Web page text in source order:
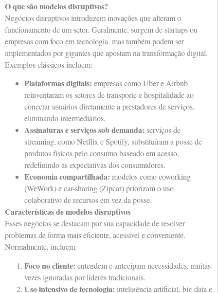
O que são modelos disruptivos?
Negócios disruptivos introduzem inovações que alteram o
funcionamento de um setor. Geralmente, surgem de startups ou
empresas com foco em tecnologia, mas também podem ser
implementados por gigantes que apostam na transformação digital.
Exemplos clássicos incluem:
Plataformas digitais: empresas como Uber e Airbnb
reinventaram os setores de transporte e hospitalidade ao
conectar usuários diretamente a prestadores de serviços,
eliminando intermediários.
Assinaturas e serviços sob demanda: serviços de
streaming, como Netflix e Spotify, substituíram a posse de
produtos físicos pelo consumo baseado em acesso,
redefinindo as expectativas dos consumidores.
Economia compartilhada: modelos como coworking
(WeWork) e car-sharing (Zipcar) priorizam o uso
colaborativo de recursos em vez da posse.
Características de modelos disruptivos
Esses negócios se destacam por sua capacidade de resolver
problemas de forma mais eficiente, acessível e conveniente.
Normalmente, incluem:
Foco no cliente: entendem e antecipam necessidades, muitas
vezes ignoradas por líderes tradicionais.
Uso intensivo de tecnologia: inteligência artificial, big data e